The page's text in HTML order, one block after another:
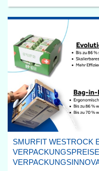
SMURFIT WESTROCK